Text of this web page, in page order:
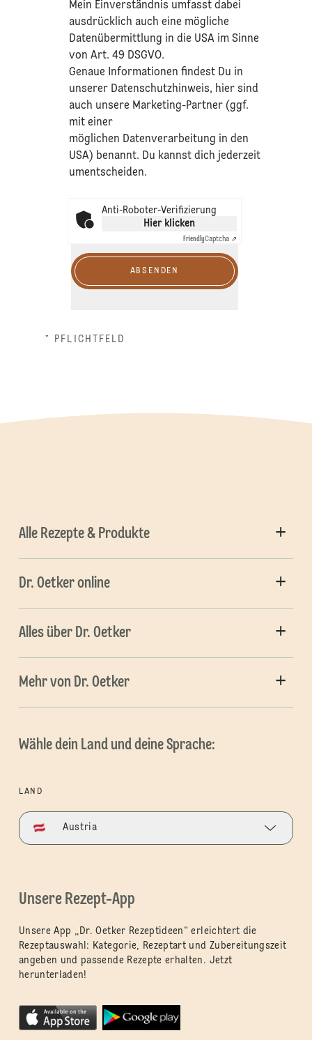
Mein Einverständnis umfasst dabei
ausdrücklich auch eine mögliche
Datenübermittlung in die USA im Sinne
von Art. 49 DSGVO.​
​Genaue Informationen findest Du in
unserer Datenschutzhinweis, hier sind
auch unsere Marketing-Partner (ggf.
mit einer
möglichen Datenverarbeitung in den
USA) benannt. Du kannst dich jederzeit
umentscheiden.
Anti-Roboter-Verifizierung
Hier klicken
FriendlyCaptcha ⇗
ABSENDEN
* PFLICHTFELD
Alle Rezepte & Produkte
Dr. Oetker online
Alles über Dr. Oetker
Mehr von Dr. Oetker
Wähle dein Land und deine Sprache:
LAND
Austria
Unsere Rezept-App
Unsere App „Dr. Oetker Rezeptideen“ erleichtert die
Rezeptauswahl: Kategorie, Rezeptart und Zubereitungszeit
angeben und passende Rezepte erhalten. Jetzt
herunterladen!